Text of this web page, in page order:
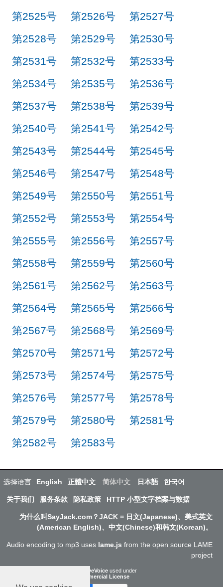
第2525号
第2526号
第2527号
第2528号
第2529号
第2530号
第2531号
第2532号
第2533号
第2534号
第2535号
第2536号
第2537号
第2538号
第2539号
第2540号
第2541号
第2542号
第2543号
第2544号
第2545号
第2546号
第2547号
第2548号
第2549号
第2550号
第2551号
第2552号
第2553号
第2554号
第2555号
第2556号
第2557号
第2558号
第2559号
第2560号
第2561号
第2562号
第2563号
第2564号
第2565号
第2566号
第2567号
第2568号
第2569号
第2570号
第2571号
第2572号
第2573号
第2574号
第2575号
第2576号
第2577号
第2578号
第2579号
第2580号
第2581号
第2582号
第2583号
选择语言: English 正體中文 简体中文 日本語 한국어
关于我们 服务条款 隐私政策 HTTP 小型文字档案与数据
为什么叫SayJack.com？JACK = 日文(Japanese)、美式英文
(American English)、中文(Chinese)和韩文(Korean)。
Audio encoding to mp3 uses lame.js from the open source LAME
project
ResponsiveVoice used under
Non-Commercial License